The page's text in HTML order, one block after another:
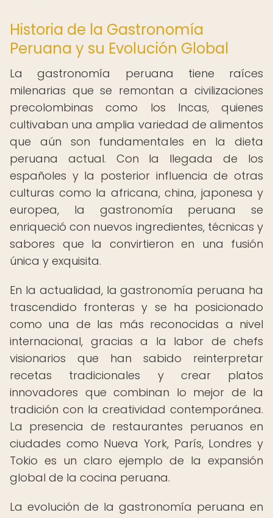
Historia de la Gastronomía
Peruana y su Evolución Global
La gastronomía peruana tiene raíces
milenarias que se remontan a civilizaciones
precolombinas como los Incas, quienes
cultivaban una amplia variedad de alimentos
que aún son fundamentales en la dieta
peruana actual. Con la llegada de los
españoles y la posterior influencia de otras
culturas como la africana, china, japonesa y
europea, la gastronomía peruana se
enriqueció con nuevos ingredientes, técnicas y
sabores que la convirtieron en una fusión
única y exquisita.
En la actualidad, la gastronomía peruana ha
trascendido fronteras y se ha posicionado
como una de las más reconocidas a nivel
internacional, gracias a la labor de chefs
visionarios que han sabido reinterpretar
recetas tradicionales y crear platos
innovadores que combinan lo mejor de la
tradición con la creatividad contemporánea.
La presencia de restaurantes peruanos en
ciudades como Nueva York, París, Londres y
Tokio es un claro ejemplo de la expansión
global de la cocina peruana.
La evolución de la gastronomía peruana en